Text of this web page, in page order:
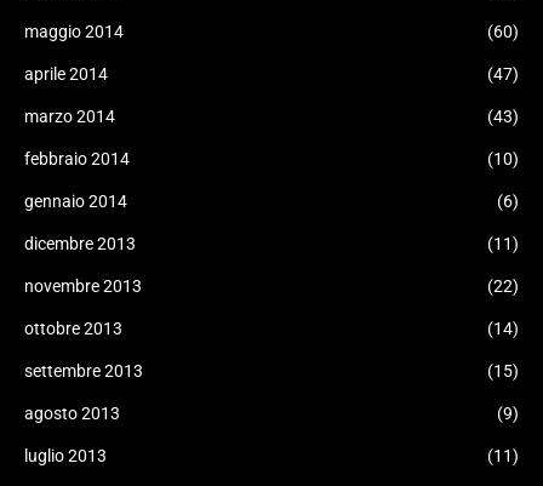
maggio 2014 (60)
aprile 2014 (47)
marzo 2014 (43)
febbraio 2014 (10)
gennaio 2014 (6)
dicembre 2013 (11)
novembre 2013 (22)
ottobre 2013 (14)
settembre 2013 (15)
agosto 2013 (9)
luglio 2013 (11)